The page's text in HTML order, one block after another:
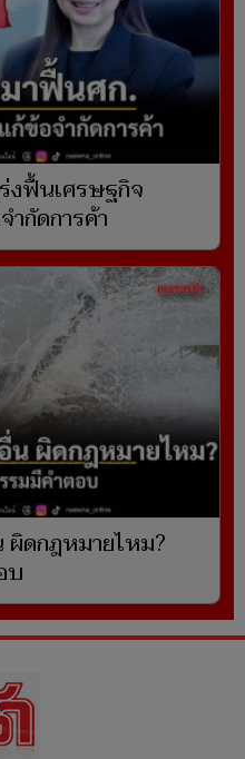
งฟื้นเศรษฐกิจ
ำกัดการค้า
ดกฎหมายไหม?
บ